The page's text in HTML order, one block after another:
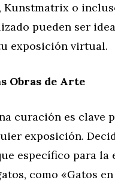
Kunstmatrix o
pueden ser
exposición virtual.
Obras de Arte
curación es clave
exposición.
específico para la
como «Gatos